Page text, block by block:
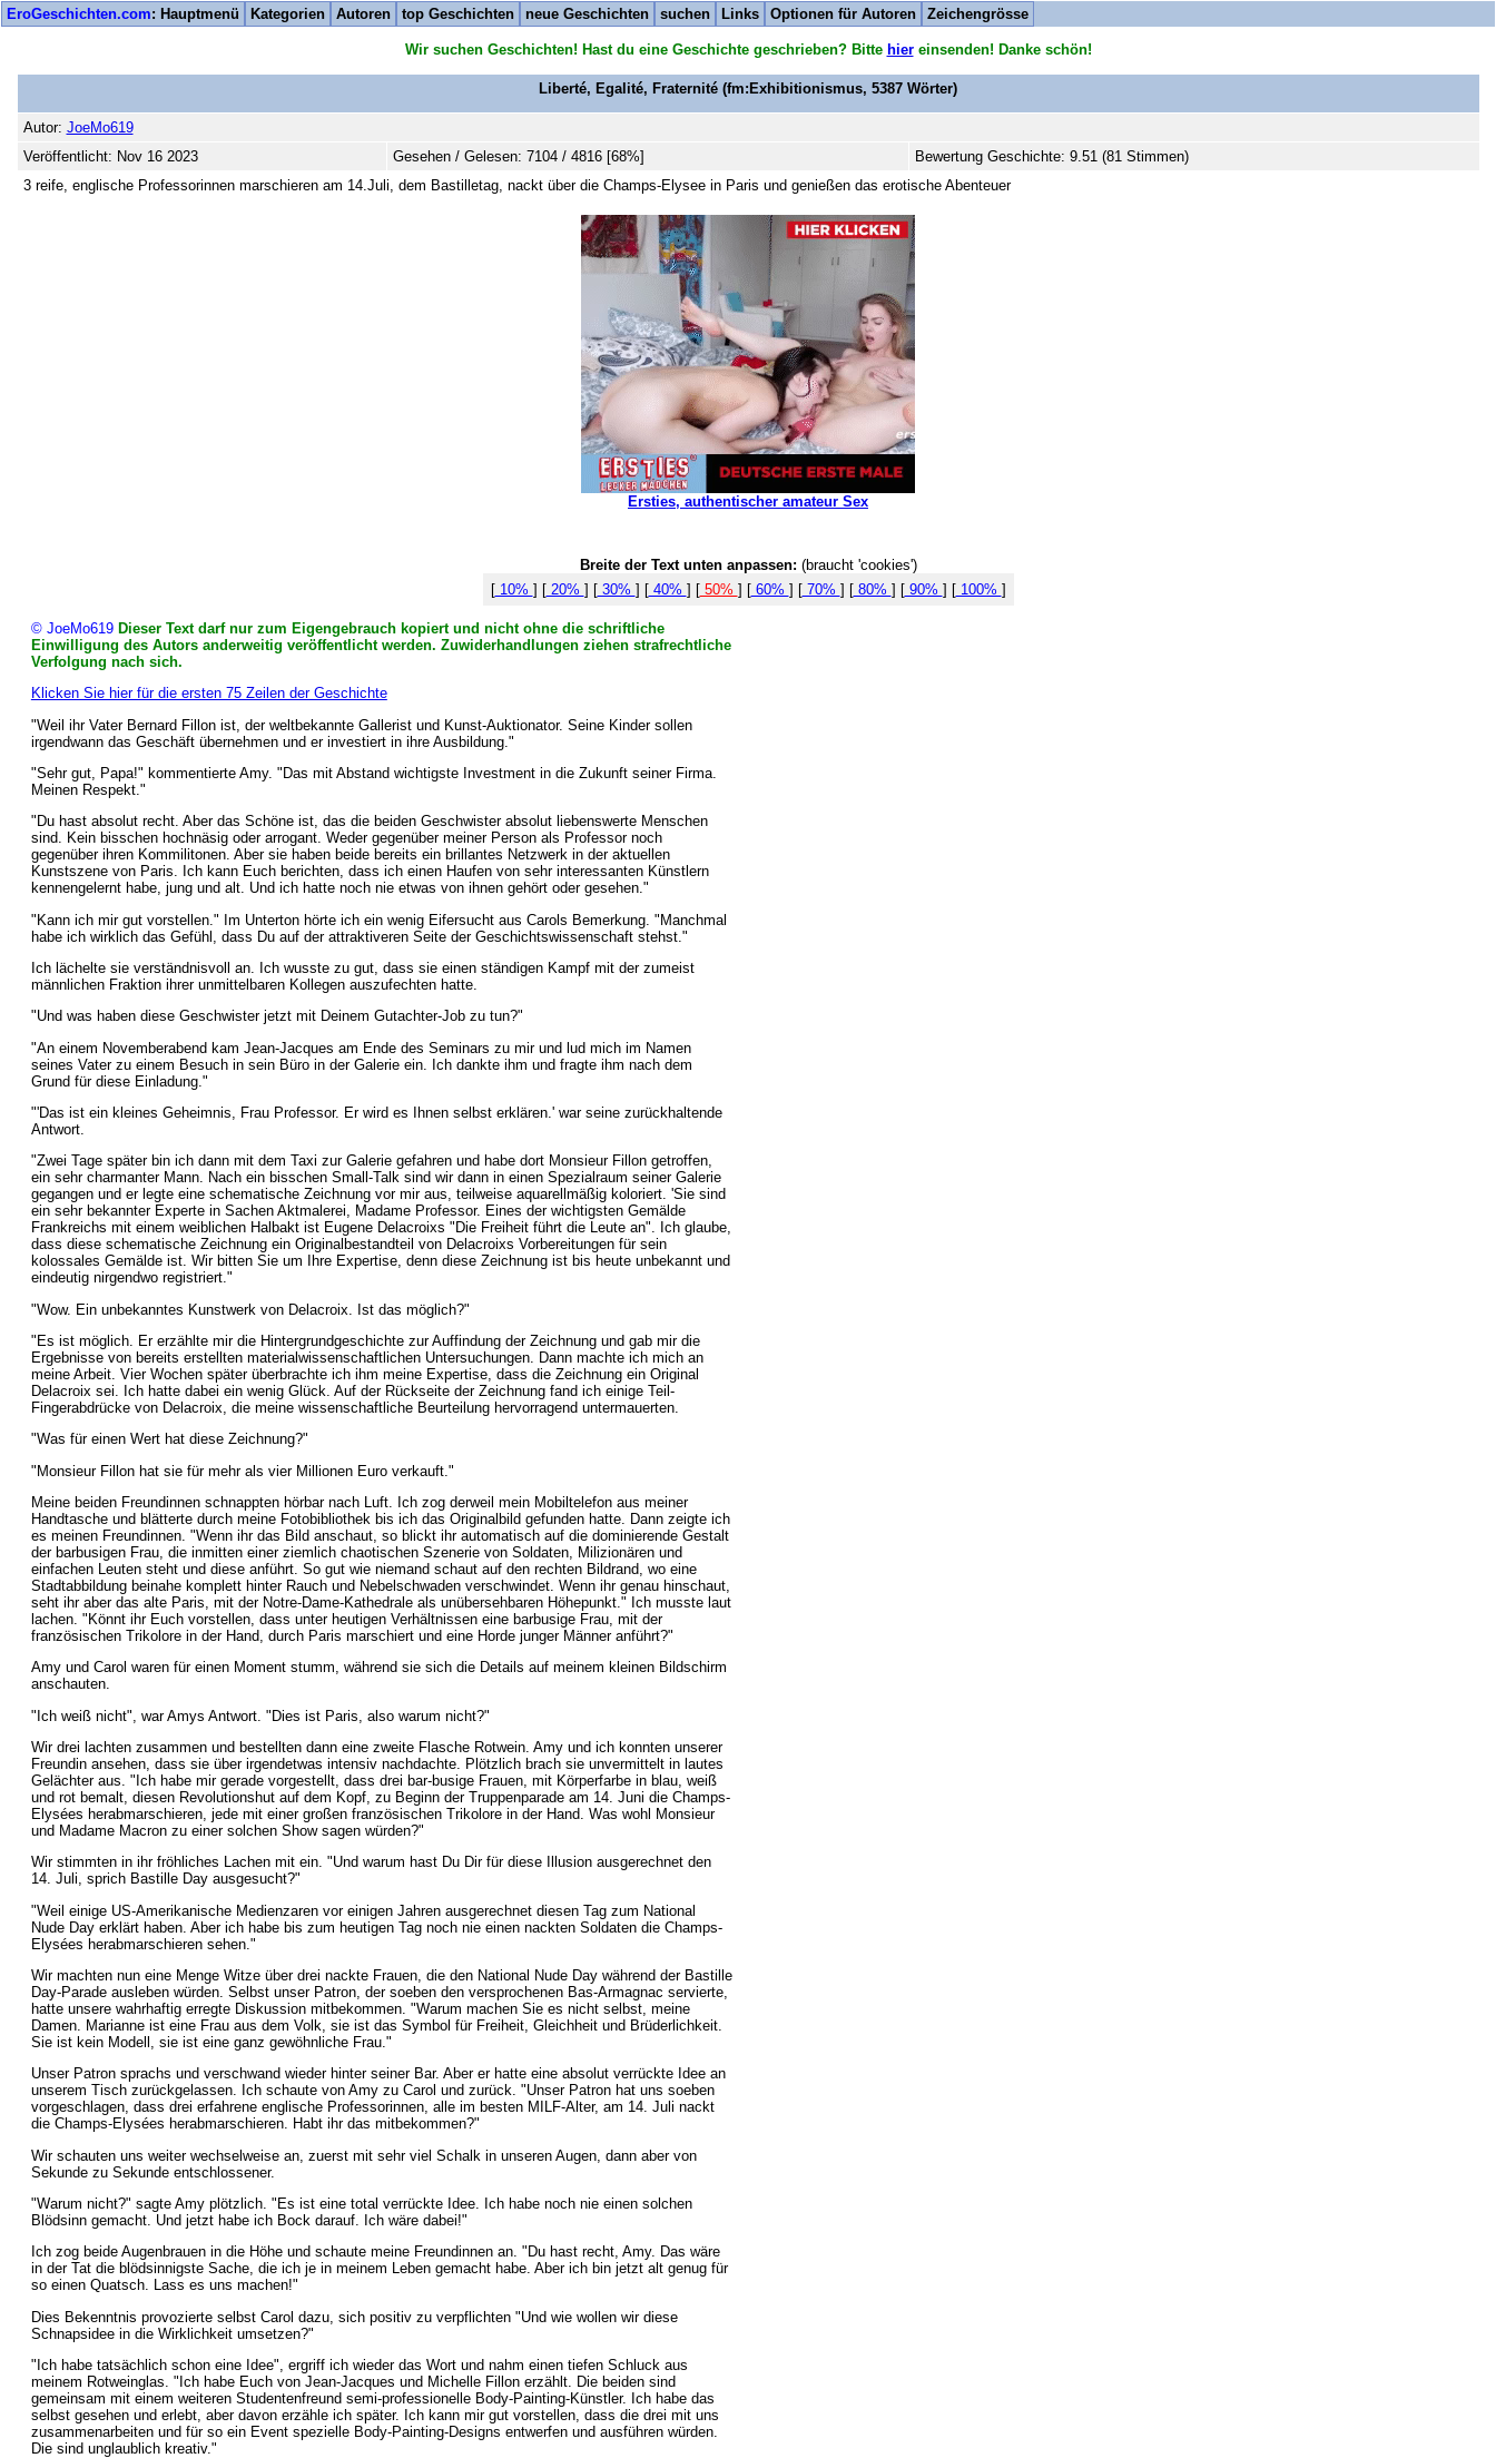
EroGeschichten.com: Hauptmenü Kategorien Autoren top Geschichten neue Geschichten suchen Links Optionen für Autoren Zeichengrösse
Wir suchen Geschichten! Hast du eine Geschichte geschrieben? Bitte hiereinsenden! Danke schön!
Liberté, Egalité, Fraternité (fm:Exhibitionismus, 5387 Wörter)
Autor: JoeMo619
Veröffentlicht: Nov 16 2023
Gesehen / Gelesen: 7104 / 4816 [68%]
Bewertung Geschichte: 9.51 (81 Stimmen)
3 reife, englische Professorinnen marschieren am 14.Juli, dem Bastilletag, nackt über die Champs-Elysee in Paris und genießen das erotische Abenteuer
Ersties, authentischer amateur Sex
Breite der Text unten anpassen: (braucht 'cookies')
[10% ] [20% ] [30% ] [40% ] [50% ] [60% ] [70% ] [80% ] [90% ] [100% ]
© JoeMo619 Dieser Text darf nur zum Eigengebrauch kopiert und nicht ohne die schriftliche
Einwilligung des Autors anderweitig veröffentlicht werden. Zuwiderhandlungen ziehen strafrechtliche
Verfolgung nach sich.
Klicken Sie hier für die ersten 75 Zeilen der Geschichte
"Weil ihr Vater Bernard Fillon ist, der weltbekannte Gallerist und Kunst-Auktionator. Seine Kinder sollen
irgendwann das Geschäft übernehmen und er investiert in ihre Ausbildung."
"Sehr gut, Papa!" kommentierte Amy. "Das mit Abstand wichtigste Investment in die Zukunft seiner Firma.
Meinen Respekt."
"Du hast absolut recht. Aber das Schöne ist, das die beiden Geschwister absolut liebenswerte Menschen
sind. Kein bisschen hochnäsig oder arrogant. Weder gegenüber meiner Person als Professor noch
gegenüber ihren Kommilitonen. Aber sie haben beide bereits ein brillantes Netzwerk in der aktuellen
Kunstszene von Paris. Ich kann Euch berichten, dass ich einen Haufen von sehr interessanten Künstlern
kennengelernt habe, jung und alt. Und ich hatte noch nie etwas von ihnen gehört oder gesehen."
"Kann ich mir gut vorstellen." Im Unterton hörte ich ein wenig Eifersucht aus Carols Bemerkung. "Manchmal
habe ich wirklich das Gefühl, dass Du auf der attraktiveren Seite der Geschichtswissenschaft stehst."
Ich lächelte sie verständnisvoll an. Ich wusste zu gut, dass sie einen ständigen Kampf mit der zumeist
männlichen Fraktion ihrer unmittelbaren Kollegen auszufechten hatte.
"Und was haben diese Geschwister jetzt mit Deinem Gutachter-Job zu tun?"
"An einem Novemberabend kam Jean-Jacques am Ende des Seminars zu mir und lud mich im Namen
seines Vater zu einem Besuch in sein Büro in der Galerie ein. Ich dankte ihm und fragte ihm nach dem
Grund für diese Einladung."
"'Das ist ein kleines Geheimnis, Frau Professor. Er wird es Ihnen selbst erklären.' war seine zurückhaltende
Antwort.
"Zwei Tage später bin ich dann mit dem Taxi zur Galerie gefahren und habe dort Monsieur Fillon getroffen,
ein sehr charmanter Mann. Nach ein bisschen Small-Talk sind wir dann in einen Spezialraum seiner Galerie
gegangen und er legte eine schematische Zeichnung vor mir aus, teilweise aquarellmäßig koloriert. 'Sie sind
ein sehr bekannter Experte in Sachen Aktmalerei, Madame Professor. Eines der wichtigsten Gemälde
Frankreichs mit einem weiblichen Halbakt ist Eugene Delacroixs "Die Freiheit führt die Leute an". Ich glaube,
dass diese schematische Zeichnung ein Originalbestandteil von Delacroixs Vorbereitungen für sein
kolossales Gemälde ist. Wir bitten Sie um Ihre Expertise, denn diese Zeichnung ist bis heute unbekannt und
eindeutig nirgendwo registriert."
"Wow. Ein unbekanntes Kunstwerk von Delacroix. Ist das möglich?"
"Es ist möglich. Er erzählte mir die Hintergrundgeschichte zur Auffindung der Zeichnung und gab mir die
Ergebnisse von bereits erstellten materialwissenschaftlichen Untersuchungen. Dann machte ich mich an
meine Arbeit. Vier Wochen später überbrachte ich ihm meine Expertise, dass die Zeichnung ein Original
Delacroix sei. Ich hatte dabei ein wenig Glück. Auf der Rückseite der Zeichnung fand ich einige Teil-
Fingerabdrücke von Delacroix, die meine wissenschaftliche Beurteilung hervorragend untermauerten.
"Was für einen Wert hat diese Zeichnung?"
"Monsieur Fillon hat sie für mehr als vier Millionen Euro verkauft."
Meine beiden Freundinnen schnappten hörbar nach Luft. Ich zog derweil mein Mobiltelefon aus meiner
Handtasche und blätterte durch meine Fotobibliothek bis ich das Originalbild gefunden hatte. Dann zeigte ich
es meinen Freundinnen. "Wenn ihr das Bild anschaut, so blickt ihr automatisch auf die dominierende Gestalt
der barbusigen Frau, die inmitten einer ziemlich chaotischen Szenerie von Soldaten, Milizionären und
einfachen Leuten steht und diese anführt. So gut wie niemand schaut auf den rechten Bildrand, wo eine
Stadtabbildung beinahe komplett hinter Rauch und Nebelschwaden verschwindet. Wenn ihr genau hinschaut,
seht ihr aber das alte Paris, mit der Notre-Dame-Kathedrale als unübersehbaren Höhepunkt." Ich musste laut
lachen. "Könnt ihr Euch vorstellen, dass unter heutigen Verhältnissen eine barbusige Frau, mit der
französischen Trikolore in der Hand, durch Paris marschiert und eine Horde junger Männer anführt?"
Amy und Carol waren für einen Moment stumm, während sie sich die Details auf meinem kleinen Bildschirm
anschauten.
"Ich weiß nicht", war Amys Antwort. "Dies ist Paris, also warum nicht?"
Wir drei lachten zusammen und bestellten dann eine zweite Flasche Rotwein. Amy und ich konnten unserer
Freundin ansehen, dass sie über irgendetwas intensiv nachdachte. Plötzlich brach sie unvermittelt in lautes
Gelächter aus. "Ich habe mir gerade vorgestellt, dass drei bar-busige Frauen, mit Körperfarbe in blau, weiß
und rot bemalt, diesen Revolutionshut auf dem Kopf, zu Beginn der Truppenparade am 14. Juni die Champs-
Elysées herabmarschieren, jede mit einer großen französischen Trikolore in der Hand. Was wohl Monsieur
und Madame Macron zu einer solchen Show sagen würden?"
Wir stimmten in ihr fröhliches Lachen mit ein. "Und warum hast Du Dir für diese Illusion ausgerechnet den
14. Juli, sprich Bastille Day ausgesucht?"
"Weil einige US-Amerikanische Medienzaren vor einigen Jahren ausgerechnet diesen Tag zum National
Nude Day erklärt haben. Aber ich habe bis zum heutigen Tag noch nie einen nackten Soldaten die Champs-
Elysées herabmarschieren sehen."
Wir machten nun eine Menge Witze über drei nackte Frauen, die den National Nude Day während der Bastille
Day-Parade ausleben würden. Selbst unser Patron, der soeben den versprochenen Bas-Armagnac servierte,
hatte unsere wahrhaftig erregte Diskussion mitbekommen. "Warum machen Sie es nicht selbst, meine
Damen. Marianne ist eine Frau aus dem Volk, sie ist das Symbol für Freiheit, Gleichheit und Brüderlichkeit.
Sie ist kein Modell, sie ist eine ganz gewöhnliche Frau."
Unser Patron sprachs und verschwand wieder hinter seiner Bar. Aber er hatte eine absolut verrückte Idee an
unserem Tisch zurückgelassen. Ich schaute von Amy zu Carol und zurück. "Unser Patron hat uns soeben
vorgeschlagen, dass drei erfahrene englische Professorinnen, alle im besten MILF-Alter, am 14. Juli nackt
die Champs-Elysées herabmarschieren. Habt ihr das mitbekommen?"
Wir schauten uns weiter wechselweise an, zuerst mit sehr viel Schalk in unseren Augen, dann aber von
Sekunde zu Sekunde entschlossener.
"Warum nicht?" sagte Amy plötzlich. "Es ist eine total verrückte Idee. Ich habe noch nie einen solchen
Blödsinn gemacht. Und jetzt habe ich Bock darauf. Ich wäre dabei!"
Ich zog beide Augenbrauen in die Höhe und schaute meine Freundinnen an. "Du hast recht, Amy. Das wäre
in der Tat die blödsinnigste Sache, die ich je in meinem Leben gemacht habe. Aber ich bin jetzt alt genug für
so einen Quatsch. Lass es uns machen!"
Dies Bekenntnis provozierte selbst Carol dazu, sich positiv zu verpflichten "Und wie wollen wir diese
Schnapsidee in die Wirklichkeit umsetzen?"
"Ich habe tatsächlich schon eine Idee", ergriff ich wieder das Wort und nahm einen tiefen Schluck aus
meinem Rotweinglas. "Ich habe Euch von Jean-Jacques und Michelle Fillon erzählt. Die beiden sind
gemeinsam mit einem weiteren Studentenfreund semi-professionelle Body-Painting-Künstler. Ich habe das
selbst gesehen und erlebt, aber davon erzähle ich später. Ich kann mir gut vorstellen, dass die drei mit uns
zusammenarbeiten und für so ein Event spezielle Body-Painting-Designs entwerfen und ausführen würden.
Die sind unglaublich kreativ."